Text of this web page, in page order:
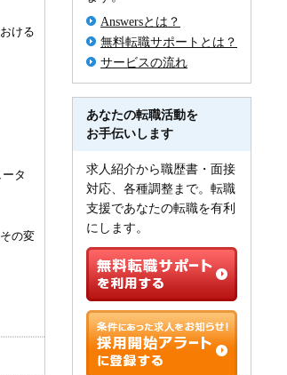
ける
タ
の変
Answersとは？
無料転職サポートとは？
サービスの流れ
あなたの転職活動を
お手伝いします
求人紹介から職歴書・面接
対応、各種調整まで。転職
支援であなたの転職を有利
にします。